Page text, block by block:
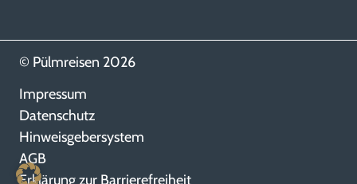
© Pülmreisen 2026
Impressum
Datenschutz
Hinweisgebersystem
AGB
Erklärung zur Barrierefreiheit